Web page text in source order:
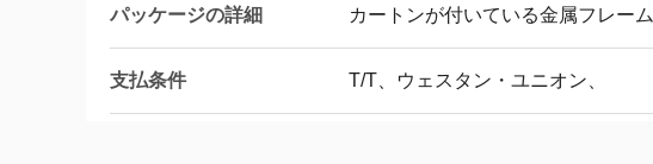
パッケージの詳細 カートンが付いている金属フレーム
支払条件 T/T、ウェスタン・ユニオン、